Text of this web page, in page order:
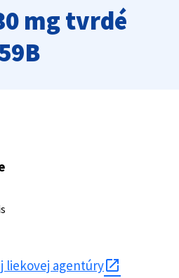
mg tvrdé
liekovej agentúry